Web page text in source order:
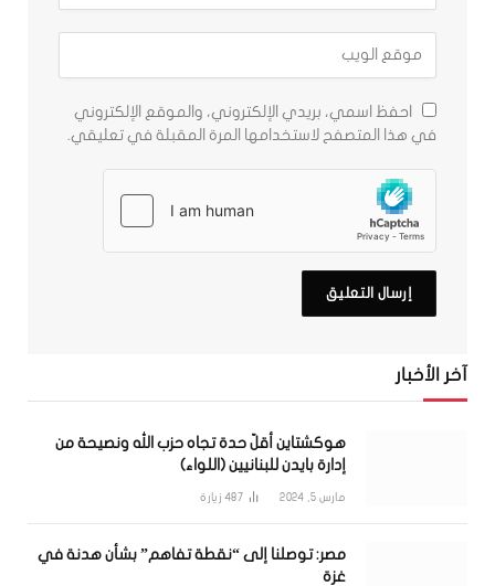
احفظ اسمي، بريدي الإلكتروني، والموقع الإلكتروني
في هذا المتصفح لاستخدامها المرة المقبلة في تعليقي.
آخر الأخبار
هوكشتاين أقلّ حدة تجاه حزب الله ونصيحة من
إدارة بايدن للبنانيين (اللواء)
مارس 5, 2024 487 زيارة
مصر: توصلنا إلى “نقطة تفاهم” بشأن هدنة في
غزة